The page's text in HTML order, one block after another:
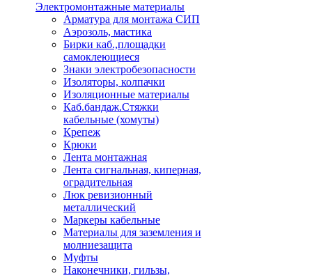
Электромонтажные материалы
Арматура для монтажа СИП
Аэрозоль, мастика
Бирки каб.,площадки
самоклеющиеся
Знаки электробезопасности
Изоляторы, колпачки
Изоляционные материалы
Каб.бандаж.Стяжки
кабельные (хомуты)
Крепеж
Крюки
Лента монтажная
Лента сигнальная, киперная,
оградительная
Люк ревизионный
металлический
Маркеры кабельные
Материалы для заземления и
молниезащита
Муфты
Наконечники, гильзы,